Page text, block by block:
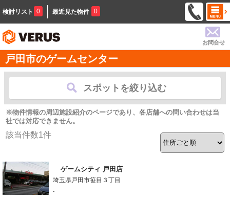
検討リスト 0 最近見た物件 0
お問合せ
戸田市のゲームセンター
スポットを絞り込む
※物件情報の周辺施設紹介のページであり、各店舗への問い合わせは当
社では対応できません。
該当件数1件
ゲームシティ 戸田店
埼玉県戸田市笹目３丁目
-